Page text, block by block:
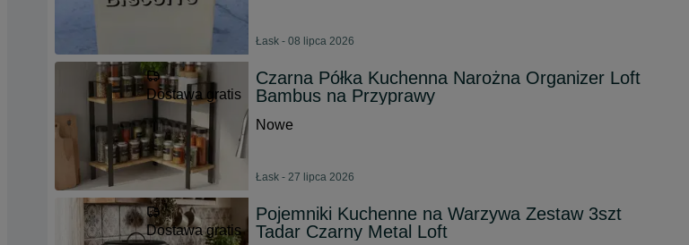
Łask - 08 lipca 2026
Dostawa gratis
Czarna Półka Kuchenna Narożna Organizer Loft
Bambus na Przyprawy
Nowe
Łask - 27 lipca 2026
Dostawa gratis
Pojemniki Kuchenne na Warzywa Zestaw 3szt
Tadar Czarny Metal Loft